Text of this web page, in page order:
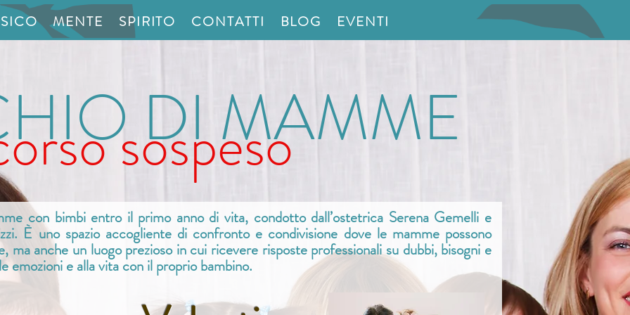
MENTE SPIRITO CONTATTI BLOG EVENTI
DI MAMME
sospeso
con bimbi entro il primo anno di vita, condotto dall’ostetrica Serena Gemelli e
È uno spazio accogliente di confronto e condivisione dove le mamme possono
ma anche un luogo prezioso in cui ricevere risposte professionali su dubbi, bisogni e
emozioni e alla vita con il proprio bambino.